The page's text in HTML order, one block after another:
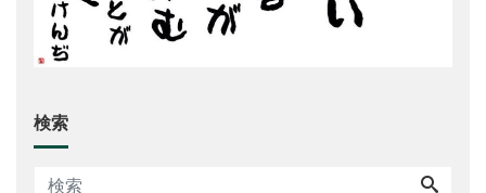
検索